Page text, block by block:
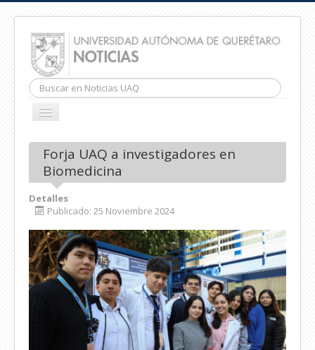
Buscar...
CAMBIAR
Forja UAQ a investigadores en
Biomedicina
Detalles
Publicado: 25 Noviembre 2024